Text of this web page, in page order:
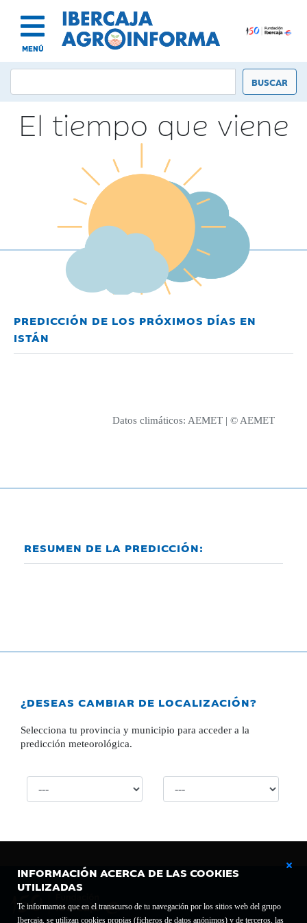
MENÚ
INFORMACIÓN ACERCA DE LAS COOKIES
UTILIZADAS
Te informamos que en el transcurso de tu navegación por los sitios web del grupo
Ibercaja, se utilizan cookies propias (ficheros de datos anónimos) y de terceros, las
El tiempo que viene
PREDICCIÓN DE LOS PRÓXIMOS DÍAS EN
ISTÁN
Datos climáticos: AEMET | © AEMET
RESUMEN DE LA PREDICCIÓN:
¿DESEAS CAMBIAR DE LOCALIZACIÓN?
Selecciona tu provincia y municipio para acceder a la
predicción meteorológica.